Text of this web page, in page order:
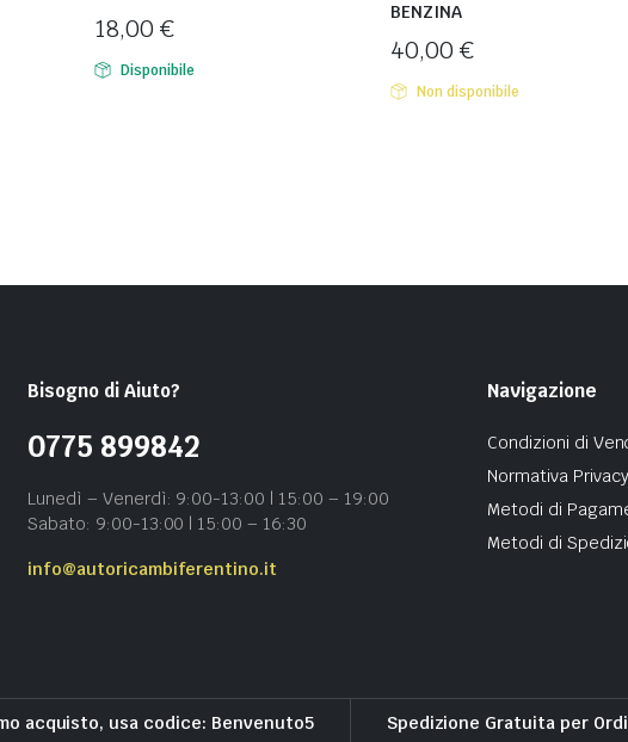
18,00 €
Disponibile
BENZINA
40,00 €
Non disponibile
Bisogno di Aiuto?
0775 899842
Lunedì – Venerdì: 9:00-13:00 | 15:00 – 19:00
Sabato: 9:00-13:00 | 15:00 – 16:30
info@autoricambiferentino.it
Navigazione
Condizioni di
Normativa Privacy
Metodi di
Metodi di
acquisto, usa codice: Benvenuto5 Spedizione Gratuita per